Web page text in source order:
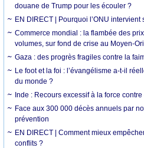
douane de Trump pour les écouler ?
EN DIRECT | Pourquoi l’ONU
Commerce mondial : la flambée des
volumes, sur fond de crise au Moyen-
Gaza : des progrès fragiles contre la
Le foot et la foi : l’évangélisme a-t-il
du monde ?
Inde : Recours excessif à la force
Face aux 300 000 décès annuels par
prévention
EN DIRECT | Comment mieux
conflits ?